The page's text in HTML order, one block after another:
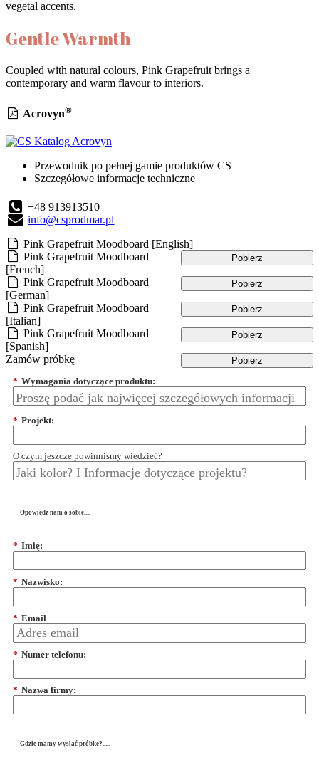
vegetal accents.
Gentle Warmth
Coupled with natural colours, Pink Grapefruit brings a
contemporary and warm flavour to interiors.
Acrovyn®
Przewodnik po pełnej gamie produktów CS
Szczegółowe informacje techniczne
+48 913913510
info@csprodmar.pl
Pink Grapefruit Moodboard [English]
Pobierz
Pink Grapefruit Moodboard
[French]
Pobierz
Pink Grapefruit Moodboard
[German]
Pobierz
Pink Grapefruit Moodboard
[Italian]
Pobierz
Pink Grapefruit Moodboard
[Spanish]
Pobierz
Zamów próbkę
* Wymagania dotyczące produktu:
* Projekt:
O czym jeszcze powinniśmy wiedzieć?
Opowiedz nam o sobie....
* Imię:
* Nazwisko:
* Email
* Numer telefonu:
* Nazwa firmy:
Gdzie mamy wysłać próbkę?.....